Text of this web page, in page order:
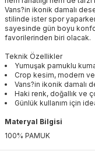
Vans?in ikonik damalı
stilinde ister spor
sayesinde gün boyu
favorilerinden biri olacak.
Teknik Özellikler
Yumuşak pamuklu
Crop kesim, modern
Vans?in ikonik damalı
Haki renk, doğallık ve
Günlük kullanım için
Materyal Bilgisi
100% PAMUK